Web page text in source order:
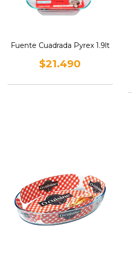
Fuente Cuadrada Pyrex 1.9lt
$21.490